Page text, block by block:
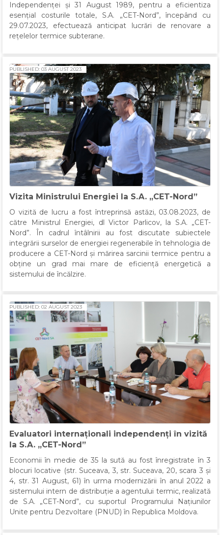
Independenței și 31 August 1989, pentru a eficientiza
esențial costurile totale, S.A. „CET-Nord”, începând cu
29.07.2023, efectuează anticipat lucrări de renovare a
rețelelor termice subterane.
Vizita Ministrului Energiei la S.A. „CET-Nord”
PUBLISHED: 03 AUGUST 2023
O vizită de lucru a fost întreprinsă astăzi, 03.08.2023, de
către Ministrul Energiei, dl Victor Parlicov, la S.A. „CET-
Nord”. În cadrul întâlnirii au fost discutate subiectele
integrării surselor de energiei regenerabile în tehnologia de
producere a CET-Nord și mărirea sarcinii termice pentru a
obține un grad mai mare de eficiență energetică a
sistemului de încălzire.
Evaluatori internaționali independenți în vizită
la S.A. „CET-Nord”
PUBLISHED: 02 AUGUST 2023
Economii în medie de 35 la sută au fost înregistrate în 3
blocuri locative (str. Suceava, 3, str. Suceava, 20, scara 3 și
4, str. 31 August, 61) în urma modernizării în anul 2022 a
sistemului intern de distribuție a agentului termic, realizată
de S.A. „CET-Nord”, cu suportul Programului Națiunilor
Unite pentru Dezvoltare (PNUD) în Republica Moldova.